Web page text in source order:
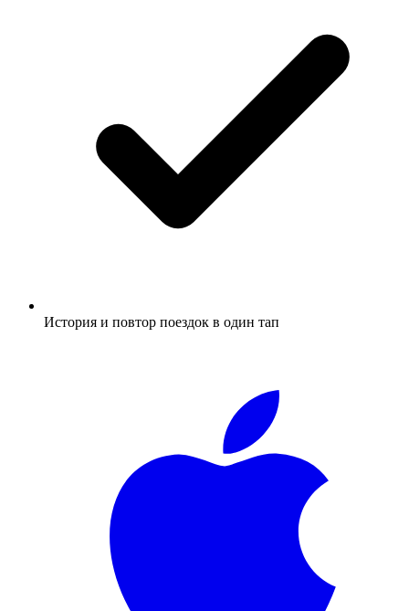
История и повтор поездок в один тап